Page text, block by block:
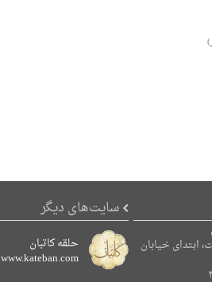
ابتدای خیابان
سایت‌های دیگر
حلقه کاتبان
www.kateban.com